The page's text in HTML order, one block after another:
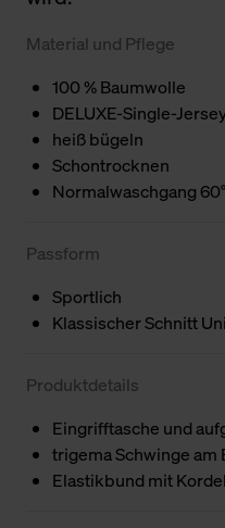
Material und Pflege
100 % Baumwolle
DELUXE-Single-
heiß bügeln
Schontrocknen
Normalwaschgang 60°
Passform
Sportlich
Klassischer Schnitt
Produktdetails
Eingrifftasche und
trigema Schwinge am
Elastikbund mit